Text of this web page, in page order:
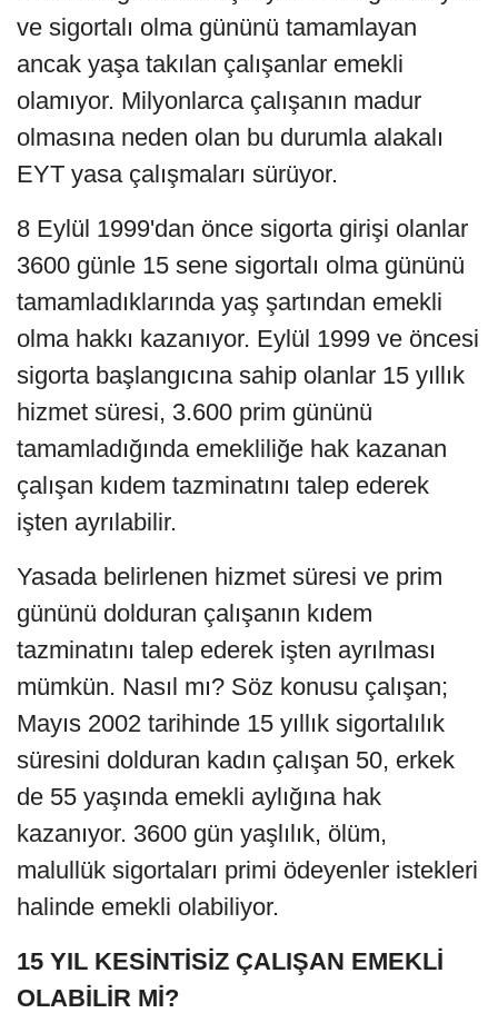
ve sigortalı olma gününü tamamlayan
ancak yaşa takılan çalışanlar emekli
olamıyor. Milyonlarca çalışanın madur
olmasına neden olan bu durumla alakalı
EYT yasa çalışmaları sürüyor.
8 Eylül 1999'dan önce sigorta girişi olanlar
3600 günle 15 sene sigortalı olma gününü
tamamladıklarında yaş şartından emekli
olma hakkı kazanıyor. Eylül 1999 ve öncesi
sigorta başlangıcına sahip olanlar 15 yıllık
hizmet süresi, 3.600 prim gününü
tamamladığında emekliliğe hak kazanan
çalışan kıdem tazminatını talep ederek
işten ayrılabilir.
Yasada belirlenen hizmet süresi ve prim
gününü dolduran çalışanın kıdem
tazminatını talep ederek işten ayrılması
mümkün. Nasıl mı? Söz konusu çalışan;
Mayıs 2002 tarihinde 15 yıllık sigortalılık
süresini dolduran kadın çalışan 50, erkek
de 55 yaşında emekli aylığına hak
kazanıyor. 3600 gün yaşlılık, ölüm,
malullük sigortaları primi ödeyenler istekleri
halinde emekli olabiliyor.
15 YIL KESİNTİSİZ ÇALIŞAN EMEKLİ
OLABİLİR Mİ?